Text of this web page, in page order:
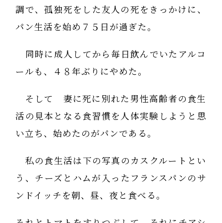
調で、孤独死をした友人の死をきっかけに、
パン生活を始め７５日が過ぎた。
同時に成人してから毎日飲んでいたアルコ
ールも、４８年ぶりにやめた。
そして 妻に死に別れた男性高齢者の食生
活の見本となる食習慣を人体実験しようと思
い立ち、始めたのがパンである。
私の食生活は下の写真のカスクルートとい
う、チーズとハムが入ったフランスパンのサ
ンドイッチを朝、昼、夜と食べる。